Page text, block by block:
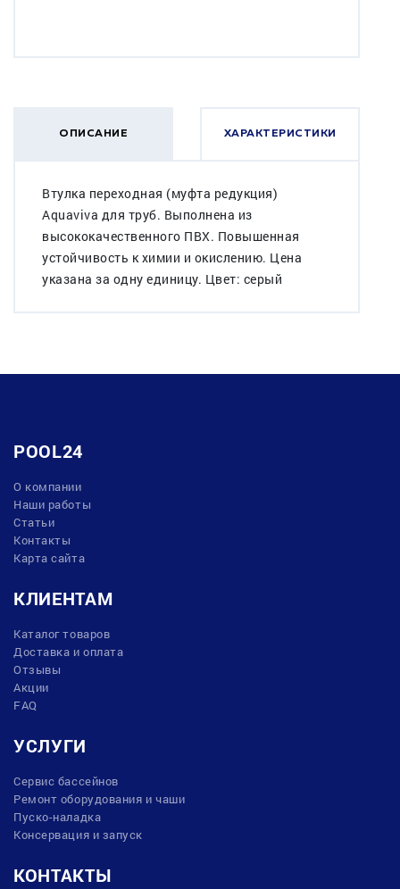
ОПИСАНИЕ ХАРАКТЕРИСТИКИ
Втулка переходная (муфта редукция)
Aquaviva для труб. Выполнена из
высококачественного ПВХ. Повышенная
устойчивость к химии и окислению. Цена
указана за одну единицу. Цвет: серый
POOL24
О компании
Наши работы
Статьи
Контакты
Карта сайта
КЛИЕНТАМ
Каталог товаров
Доставка и оплата
Отзывы
Акции
FAQ
УСЛУГИ
Сервис бассейнов
Ремонт оборудования и чаши
Пуско-наладка
Консервация и запуск
КОНТАКТЫ